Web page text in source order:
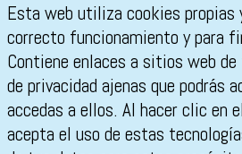
Esta web utiliza cookies propias
correcto funcionamiento y para
Contiene enlaces a sitios web
de privacidad ajenas que podrás
accedas a ellos. Al hacer clic en
acepta el uso de estas